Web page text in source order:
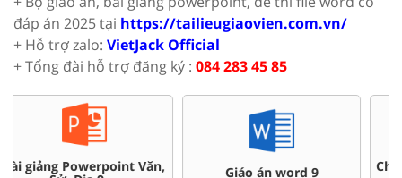
đáp án 2025 tại https://tailieugiaovien.com.vn/
+ Hỗ trợ zalo: VietJack Official
+ Tổng đài hỗ trợ đăng ký : 084 283 45 85
Chuyên đề dạy thêm Toán, Đề thi HSG 9